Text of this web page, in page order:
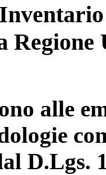
alle
D.Lgs.